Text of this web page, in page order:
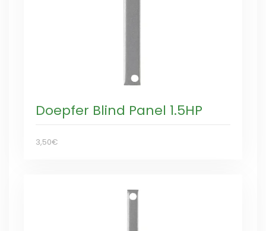
Doepfer Blind Panel 1.5HP
3,50€